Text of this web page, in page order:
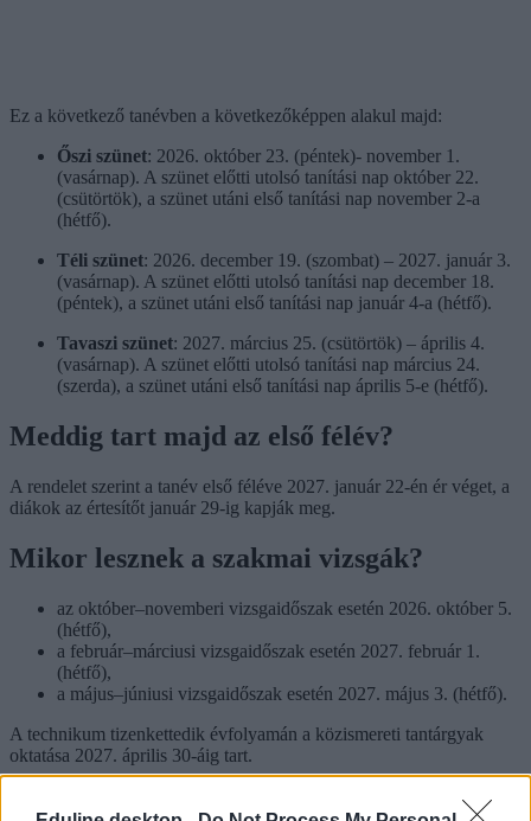
Ez a következő tanévben a következőképpen alakul majd:
Őszi szünet: 2026. október 23. (péntek)- november 1.
(vasárnap). A szünet előtti utolsó tanítási nap október 22.
(csütörtök), a szünet utáni első tanítási nap november 2-a
(hétfő).
Téli szünet: 2026. december 19. (szombat) – 2027. január 3.
(vasárnap). A szünet előtti utolsó tanítási nap december 18.
(péntek), a szünet utáni első tanítási nap január 4-a (hétfő).
Tavaszi szünet: 2027. március 25. (csütörtök) – április 4.
(vasárnap). A szünet előtti utolsó tanítási nap március 24.
(szerda), a szünet utáni első tanítási nap április 5-e (hétfő).
Meddig tart majd az első félév?
A rendelet szerint a tanév első féléve 2027. január 22-én ér véget, a
diákok az értesítőt január 29-ig kapják meg.
Mikor lesznek a szakmai vizsgák?
az október–novemberi vizsgaidőszak esetén 2026. október 5.
(hétfő),
a február–márciusi vizsgaidőszak esetén 2027. február 1.
(hétfő),
a május–júniusi vizsgaidőszak esetén 2027. május 3. (hétfő).
A technikum tizenkettedik évfolyamán a közismereti tantárgyak
oktatása 2027. április 30-áig tart.
oktatásának időkeretét tanulók érettségi vizsgára történő egyéni vagy